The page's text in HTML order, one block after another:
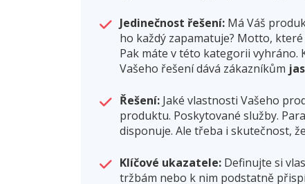
Jedinečnost řešení: Má Váš
ho každý zapamatuje? Motto,
Pak máte v této kategorii vyhráno.
Vašeho řešení dává zákazníkům
Řešení: Jaké vlastnosti Vašeho
produktu. Poskytované služby.
disponuje. Ale třeba i skutečnost,
Klíčové ukazatele: Definujte si
tržbám nebo k nim podstatně